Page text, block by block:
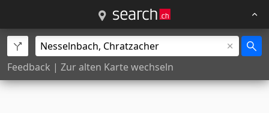
Feedback | Zur alten Karte wechseln